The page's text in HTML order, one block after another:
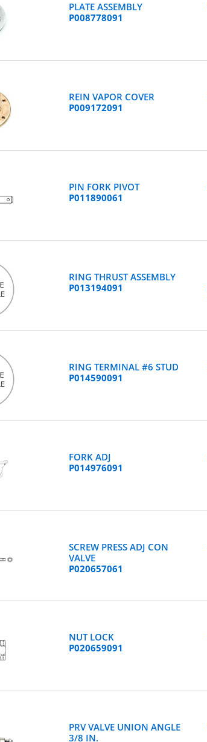
PLATE ASSEMBLY
P008778091
REIN VAPOR COVER
P009172091
PIN FORK PIVOT
P011890061
RING THRUST ASSEMBLY
P013194091
RING TERMINAL #6 STUD
P014590091
FORK ADJ
P014976091
SCREW PRESS ADJ CON
VALVE
P020657061
NUT LOCK
P020659091
PRV VALVE UNION ANGLE
3/8 IN.